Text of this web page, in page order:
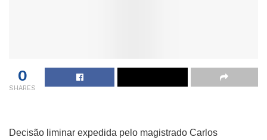
0
SHARES
Decisão liminar expedida pelo magistrado Carlos